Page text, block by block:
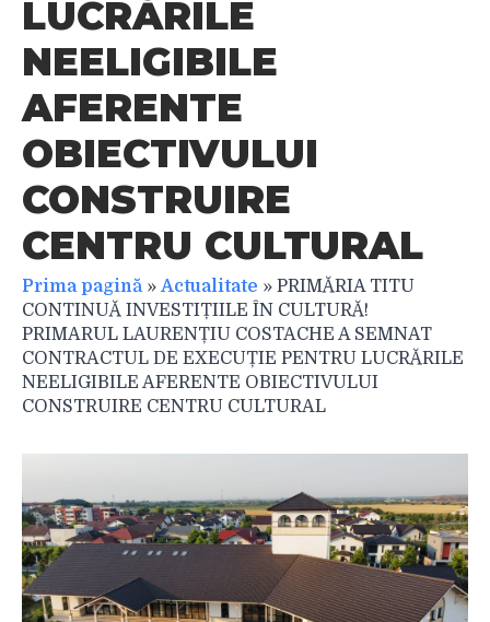
LUCRĂRILE
NEELIGIBILE
AFERENTE
OBIECTIVULUI
CONSTRUIRE
CENTRU CULTURAL
Prima pagină » Actualitate » PRIMĂRIA TITU
CONTINUĂ INVESTIȚIILE ÎN CULTURĂ!
PRIMARUL LAURENȚIU COSTACHE A SEMNAT
CONTRACTUL DE EXECUȚIE PENTRU LUCRĂRILE
NEELIGIBILE AFERENTE OBIECTIVULUI
CONSTRUIRE CENTRU CULTURAL